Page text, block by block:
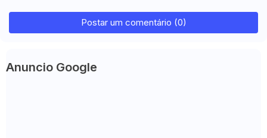
Postar um comentário (0)
Anuncio Google